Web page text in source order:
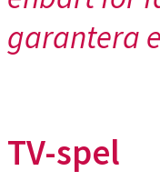
garantera
TV-spel